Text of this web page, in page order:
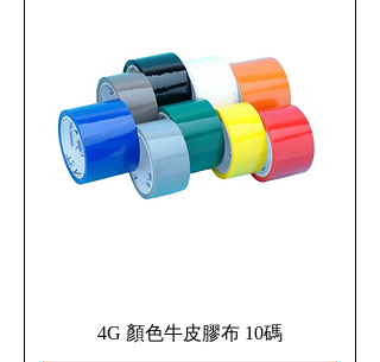
4G 顏色牛皮膠布 10碼